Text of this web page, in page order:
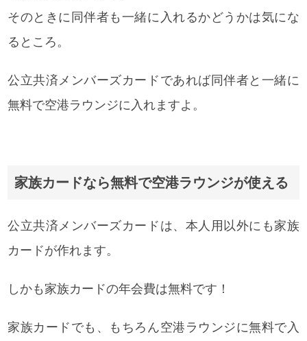
そのときに同伴者も一緒に入れるかどうかは気にな
るところ。
公立共済メンバーズカードであれば同伴者と一緒に
無料で空港ラウンジに入れますよ。
家族カードなら無料で空港ラウンジが使える
公立共済メンバーズカードは、本人用以外にも家族
カードが作れます。
しかも家族カードの年会費は無料です！
家族カードでも、もちろん空港ラウンジに無料で入